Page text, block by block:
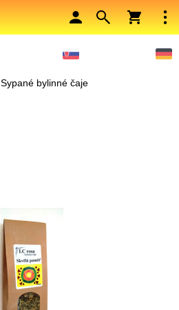
Sypané bylinné čaje